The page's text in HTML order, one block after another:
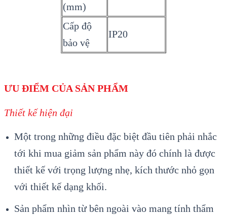
(mm)
Cấp độ
bảo vệ
IP20
ƯU ĐIỂM CỦA SẢN PHẨM
Thiết kế hiện đại
Một trong những điều đặc biệt đầu tiên phải nhắc
tới khi mua giảm sản phẩm này đó chính là được
thiết kế với trọng lượng nhẹ, kích thước nhỏ gọn
với thiết kế dạng khối.
Sản phẩm nhìn từ bên ngoài vào mang tính thẩm